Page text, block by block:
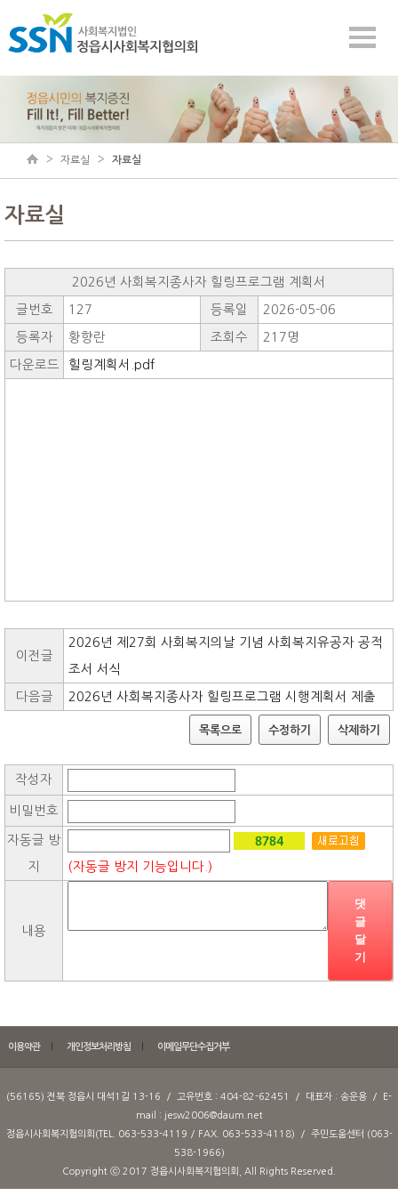
자료실 자료실
자료실
2026년 사회복지종사자 힐링프로그램 계획서
글번호 127 등록일 2026-05-06
등록자 황향란 조회수 217명
다운로드 힐링계획서.pdf
이전글
2026년 제27회 사회복지의날 기념 사회복지유공자 공적
조서 서식
다음글 2026년 사회복지종사자 힐링프로그램 시행계획서 제출
목록으로 수정하기 삭제하기
작성자
비밀번호
자동글 방
지 (자동글 방지 기능입니다.)
내용
댓
글
달
기
이용약관 개인정보처리방침 이메일무단수집거부
(56165) 전북 정읍시 대석1길 13-16 / 고유번호 : 404-82-62451 / 대표자 : 송운용 / E-
mail : jesw2006@daum.net
정읍시사회복지협의회(TEL. 063-533-4119 / FAX. 063-533-4118) / 주민도움센터 (063-
538-1966)
Copyright ⓒ 2017 정읍시사회복지협의회, All Rights Reserved.